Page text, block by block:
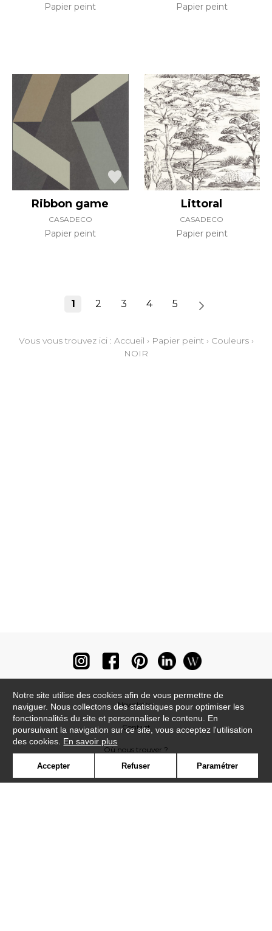
Papier peint Papier peint
Ribbon game
CASADECO
Papier peint
Littoral
CASADECO
Papier peint
1 2 3 4 5
Vous vous trouvez ici : Accueil › Papier peint› Couleurs›
NOIR
Newsletter
Contact
Où nous trouver ?
Notre site utilise des cookies afin de vous permettre de
naviguer. Nous collectons des statistiques pour optimiser les
fonctionnalités du site et personnaliser le contenu. En
poursuivant la navigation sur ce site, vous acceptez l'utilisation
des cookies. En savoir plus
Accepter Refuser Paramétrer